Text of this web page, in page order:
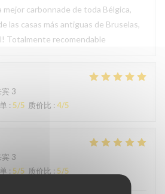
carbonnade de toda Bélgica,
las casas más antiguas de Bruselas,
Totalmente recomendable
3
: 5/5 质价比 : 4/5
3
: 5/5 质价比 : 5/5